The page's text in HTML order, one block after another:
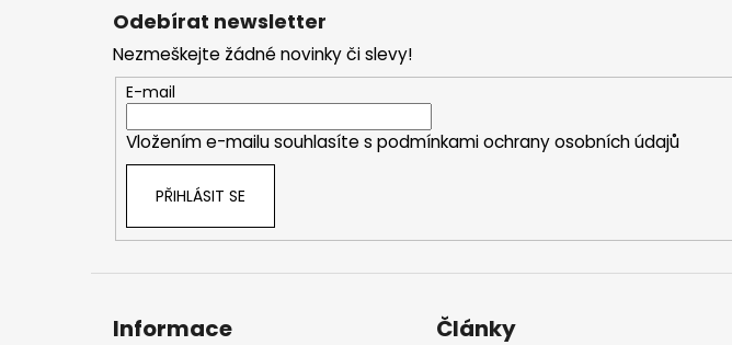
Odebírat newsletter
Nezmeškejte žádné novinky či slevy!
E-mail
Vložením e-mailu souhlasíte s podmínkami ochrany osobních údajů
PŘIHLÁSIT SE
Informace Články